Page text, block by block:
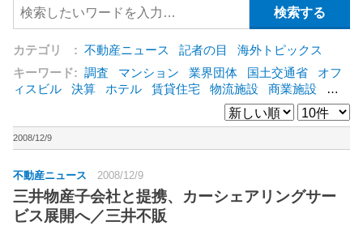
カテゴリ : 不動産ニュース 記者の目
海外トピックス
キーワード: 調査 マンション 業界団体 国土交通省
オフ
ィスビル
決算 ホテル 賃貸住宅 物流施設 商業施設
海
東急不動産 賃料
ア
野村不動産 ZEH [+]
2008/12/9
不動産ニュース 2008/12/9
三井物産子会社と提携、カーシェアリングサー
ビス展開へ／三井不販